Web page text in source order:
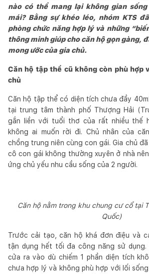
nào có thể mang lại không gian
mái? Bằng sự khéo léo, nhóm KTS
phòng chức năng hợp lý và những
thông minh giúp cho căn hộ gọn gàng,
mong ước của gia chủ.
Căn hộ tập thể cũ không còn phù hợp
chủ
Căn hộ tập thể có diện tích chưa đầy
tại trung tâm thành phố Thượng Hải
gắn liền với tuổi thơ của rất nhiều thế
không ai muốn rời đi. Chủ nhân của
chồng trung niên cùng con gái. Gia chủ đã
cô con gái không thường xuyên ở nhà
ứng chủ yếu nhu cầu sống của 2 người.
Căn hộ nằm trong khu chung cư cổ tại
Quốc)
Trước cải tạo, căn hộ khá đơn điệu và
tận dụng hết tối đa công năng sử dụng.
cửa ra vào dù chiếm 1 phần diện tích
chưa hợp lý và không phù hợp với lối